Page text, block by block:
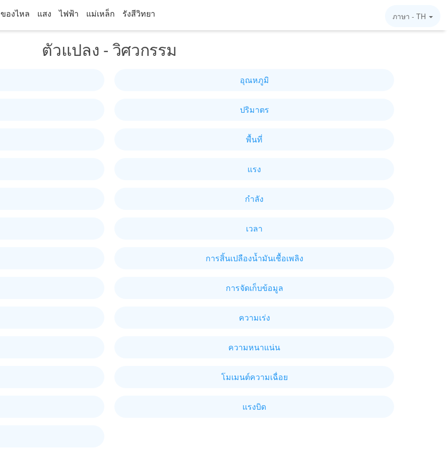
ของไหล แสง ไฟฟ้า แม่เหล็ก รังสีวิทยา ภาษา - TH
ตัวแปลง - วิศวกรรม
อุณหภูมิ
ปริมาตร
พื้นที่
แรง
กำลัง
เวลา
การสิ้นเปลืองน้ำมันเชื้อเพลิง
การจัดเก็บข้อมูล
ความเร่ง
ความหนาแน่น
โมเมนต์ความเฉื่อย
แรงบิด